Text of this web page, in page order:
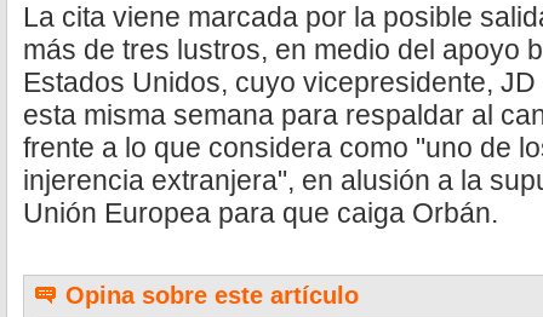
La cita viene marcada por la posible
más de tres lustros, en medio del apoyo
Estados Unidos, cuyo vicepresidente,
esta misma semana para respaldar al
frente a lo que considera como "uno de
injerencia extranjera", en alusión a la
Unión Europea para que caiga Orbán.
Opina sobre este artículo